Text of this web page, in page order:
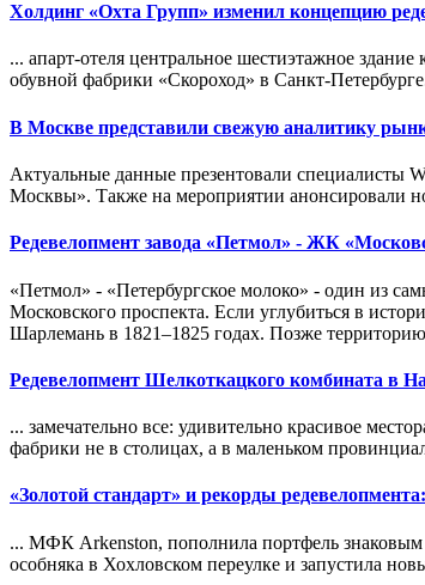
Холдинг «Охта Групп» изменил концепцию
... апарт-отеля центральное шестиэтажное
обувной фабрики «Скороход» в Санкт-
В Москве представили свежую аналитику
Актуальные данные презентовали специалисты
Москвы». Также на мероприятии анонсировали
Редевелопмент завода «Петмол» - ЖК
«Петмол» - «Петербургское молоко» - один из
Московского проспекта. Если углубиться в
Шарлемань в 1821–1825 годах. Позже
Редевелопмент Шелкоткацкого комбината в
... замечательно все: удивительно красивое
фабрики не в столицах, а в маленьком
«Золотой стандарт» и рекорды редевелопмент
... МФК Arkenston, пополнила портфель знаковым
особняка в Хохловском переулке и запустила